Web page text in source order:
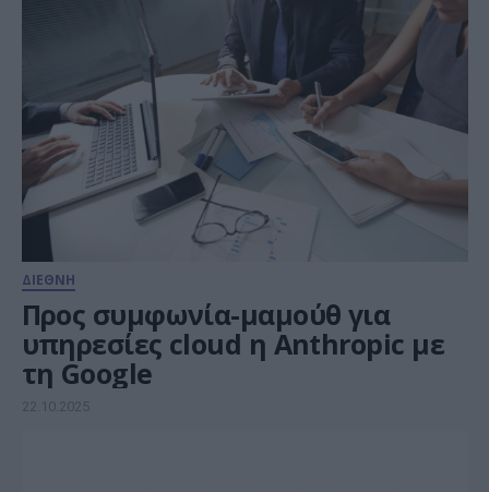
ΔΙΕΘΝΗ
Προς συμφωνία-μαμούθ για
υπηρεσίες cloud η Anthropic με
τη Google
22.10.2025